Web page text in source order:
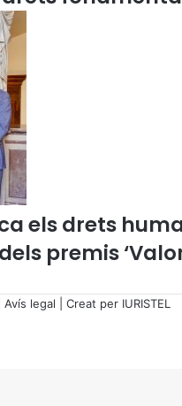
v
e
r
a
,
a
s
s
s
t
i
a
els drets
premis
Avís legal | Creat per IURISTEL